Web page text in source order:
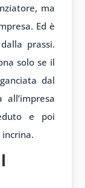
ma
Ed è
prassi.
solo se il
dal
e poi